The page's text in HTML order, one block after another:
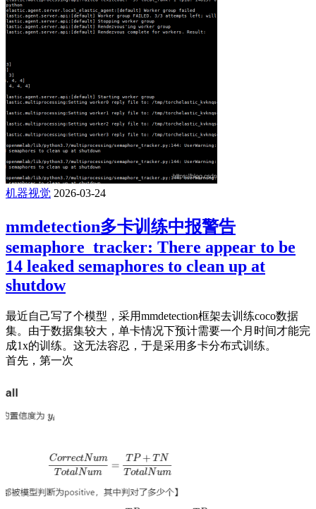
机器视觉 2026-03-24
mmdetection多卡训练中报警告
semaphore_tracker: There appear to be
14 leaked semaphores to clean up at
shutdow
最近自己写了个模型，采用mmdetection框架去训练coco数据
集。由于数据集较大，单卡情况下预计需要一个月时间才能完
成1x的训练。这无法容忍，于是采用多卡分布式训练。
首先，第一次